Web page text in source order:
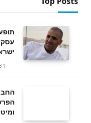
31 בינואר